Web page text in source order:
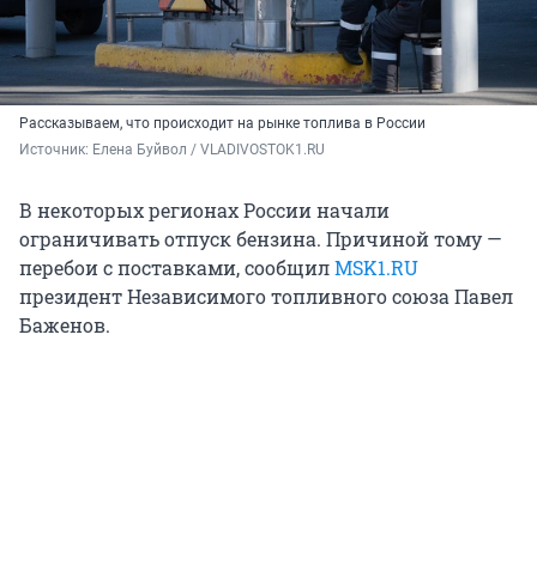
Рассказываем, что происходит на рынке топлива в России
Источник: Елена Буйвол / VLADIVOSTOK1.RU
В некоторых регионах России начали
ограничивать отпуск бензина. Причиной тому —
перебои с поставками, сообщилMSK1.RU
президент Независимого топливного союза Павел
Баженов.